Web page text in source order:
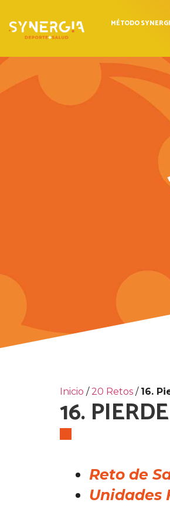
MÉTODO
Inicio /20 Retos / 16.
16.
Reto de
Unidades